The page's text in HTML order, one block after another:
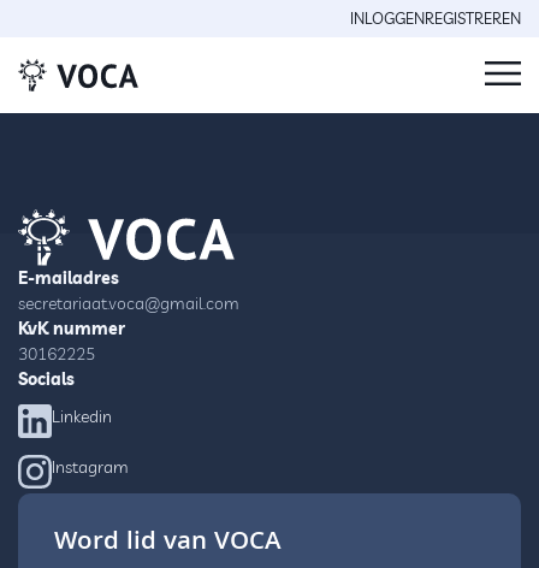
INLOGGENREGISTREREN
E-mailadres
secretariaat.voca@gmail.com
KvK nummer
30162225
Socials
Linkedin
Instagram
Word lid van VOCA